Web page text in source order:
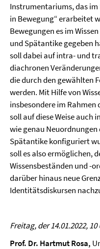
Instrumentariums, das im
in Bewegung“ erarbeitet
Bewegungen es im
und Spätantike gegeben
soll dabei auf intra- und
diachronen
die durch den gewählten
werden. Mit Hilfe von
insbesondere im Rahmen
soll auf diese Weise auch
wie genau Neuordnungen
Spätantike konfiguriert
soll es also ermöglichen,
Wissensbeständen und -
darüber hinaus neue
Identitätsdiskursen
Freitag, der 14.01.2022, 10
Prof. Dr. Hartmut Rosa,